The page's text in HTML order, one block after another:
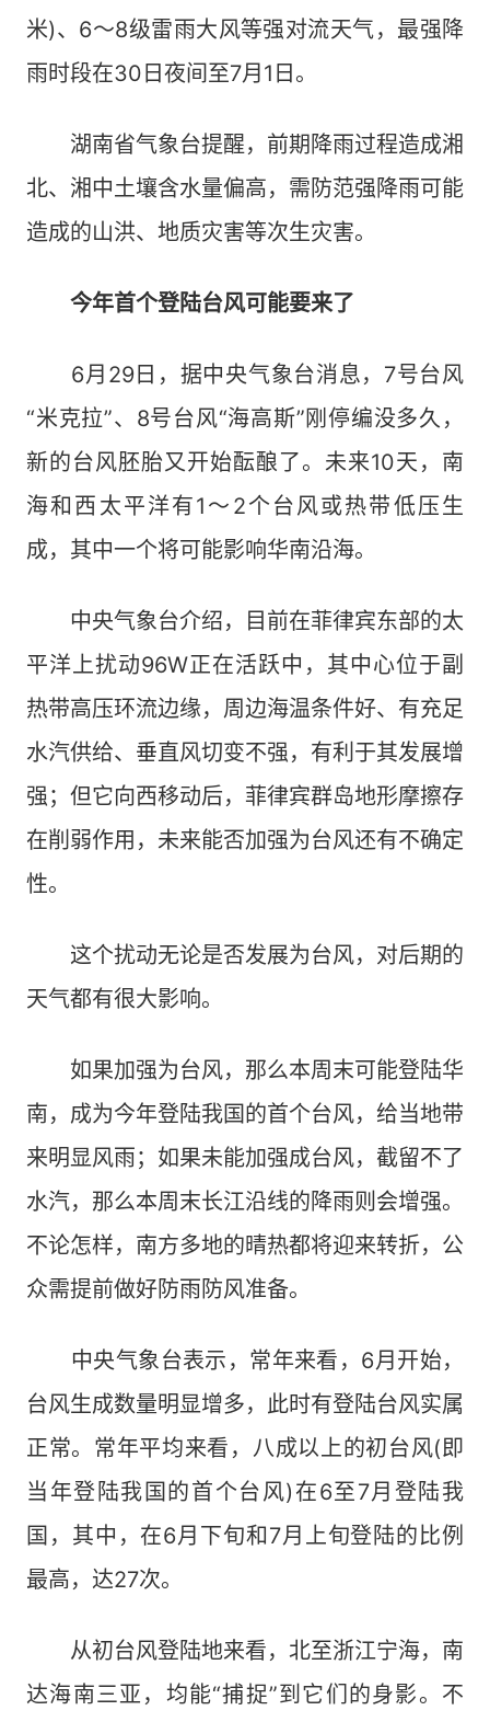
米)、6～8级雷雨大风等强对流天气，最强降
雨时段在30日夜间至7月1日。
湖南省气象台提醒，前期降雨过程造成湘
北、湘中土壤含水量偏高，需防范强降雨可能
造成的山洪、地质灾害等次生灾害。
今年首个登陆台风可能要来了
6月29日，据中央气象台消息，7号台风
“米克拉”、8号台风“海高斯”刚停编没多久，
新的台风胚胎又开始酝酿了。未来10天，南
海和西太平洋有1～2个台风或热带低压生
成，其中一个将可能影响华南沿海。
中央气象台介绍，目前在菲律宾东部的太
平洋上扰动96W正在活跃中，其中心位于副
热带高压环流边缘，周边海温条件好、有充足
水汽供给、垂直风切变不强，有利于其发展增
强；但它向西移动后，菲律宾群岛地形摩擦存
在削弱作用，未来能否加强为台风还有不确定
性。
这个扰动无论是否发展为台风，对后期的
天气都有很大影响。
如果加强为台风，那么本周末可能登陆华
南，成为今年登陆我国的首个台风，给当地带
来明显风雨；如果未能加强成台风，截留不了
水汽，那么本周末长江沿线的降雨则会增强。
不论怎样，南方多地的晴热都将迎来转折，公
众需提前做好防雨防风准备。
中央气象台表示，常年来看，6月开始，
台风生成数量明显增多，此时有登陆台风实属
正常。常年平均来看，八成以上的初台风(即
当年登陆我国的首个台风)在6至7月登陆我
国，其中，在6月下旬和7月上旬登陆的比例
最高，达27次。
从初台风登陆地来看，北至浙江宁海，南
达海南三亚，均能“捕捉”到它们的身影。不